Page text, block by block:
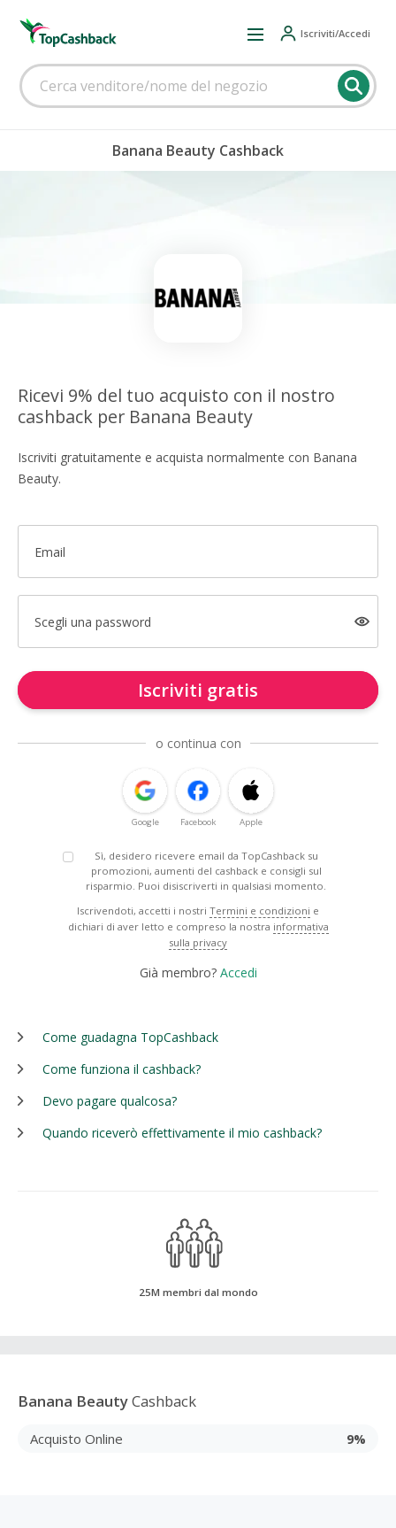
Iscriviti/Accedi
Banana Beauty Cashback
Ricevi 9% del tuo acquisto con il nostro
cashback per Banana Beauty
Iscriviti gratuitamente e acquista normalmente con Banana
Beauty.
Email
Scegli una password
Iscriviti gratis
o continua con
Google Facebook Apple
Sì, desidero ricevere email da TopCashback su
promozioni, aumenti del cashback e consigli sul
risparmio. Puoi disiscriverti in qualsiasi momento.
Iscrivendoti, accetti i nostri Termini e condizioni e
dichiari di aver letto e compreso la nostra informativa
sulla privacy
Già membro? Accedi
Come guadagna TopCashback
Come funziona il cashback?
Devo pagare qualcosa?
Quando riceverò effettivamente il mio cashback?
25M membri dal mondo
Banana BeautyCashback
Acquisto Online 9%